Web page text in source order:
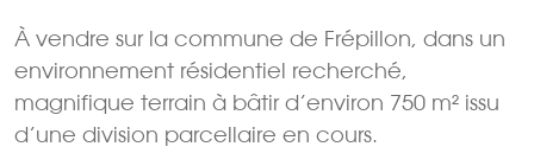
À vendre sur la commune de Frépillon, dans un
environnement résidentiel recherché,
magnifique terrain à bâtir d’environ 750 m² issu
d’une division parcellaire en cours.